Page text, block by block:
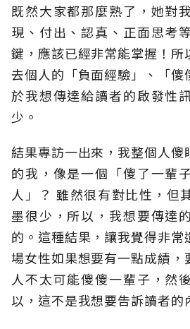
既然大家都那麼熟了，她對
現、付出、認真、正面思考
鍵，應該已經非常能掌握！所
去個人的「負面經驗」、「傻
於我想傳達給讀者的啟發性
少。
結果專訪一出來，我整個人傻
的我，像是一個「傻了一輩
人」？ 雖然很有對比性，但
墨很少，所以，我想要傳達
的。這種結果，讓我覺得非
場女性如果想要有一點成績，
人不太可能傻傻一輩子，然
以，這不是我想要告訴讀者的